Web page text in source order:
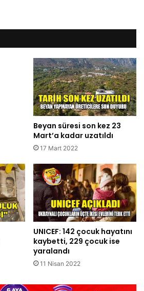
Beyan süresi son kez 23
Mart’a kadar uzatıldı
17 Mart 2022
UNICEF: 142 çocuk hayatını
kaybetti, 229 çocuk ise
yaralandı
11 Nisan 2022